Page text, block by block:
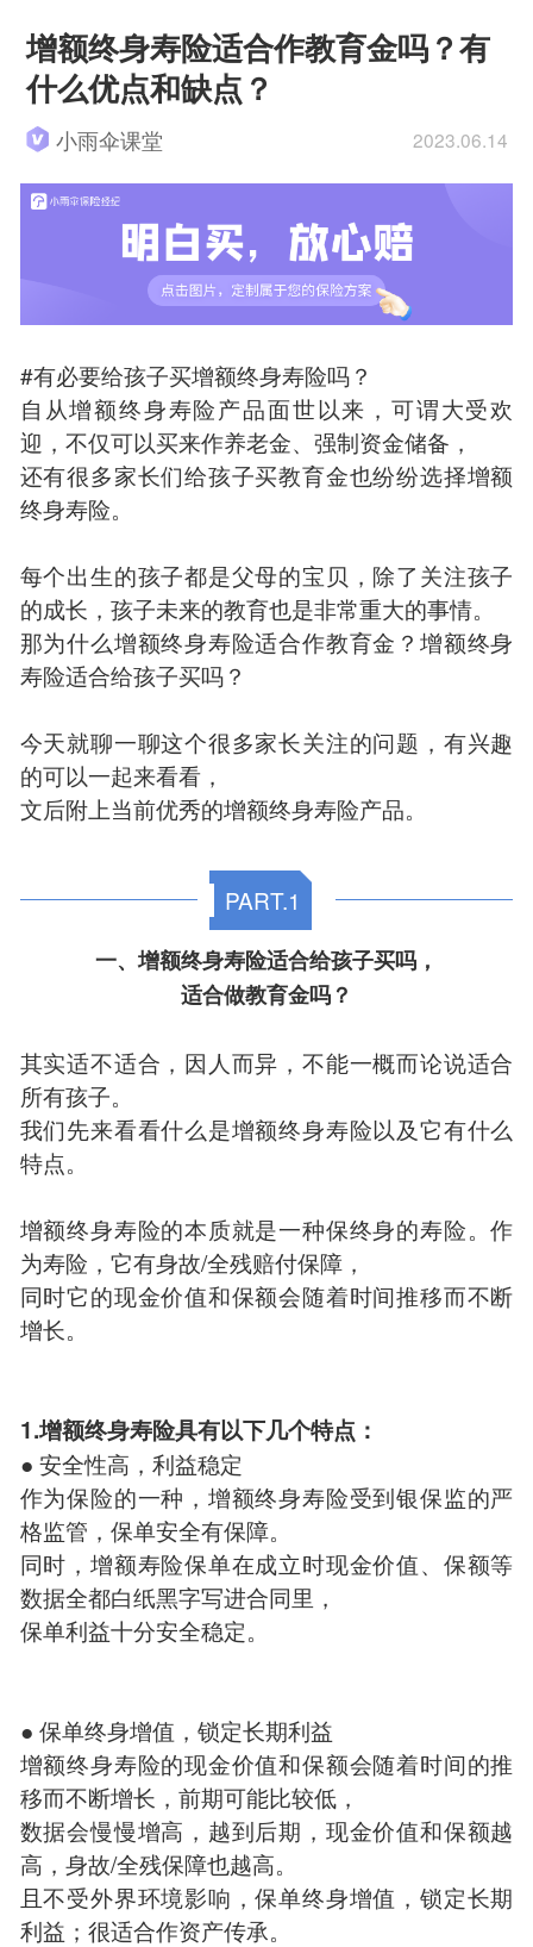
增额终身寿险适合作教育金吗？有
什么优点和缺点？
小雨伞课堂 2023.06.14
#有必要给孩子买增额终身寿险吗？
自从增额终身寿险产品面世以来，可谓大受欢
迎，不仅可以买来作养老金、强制资金储备，
还有很多家长们给孩子买教育金也纷纷选择增额
终身寿险。
每个出生的孩子都是父母的宝贝，除了关注孩子
的成长，孩子未来的教育也是非常重大的事情。
那为什么增额终身寿险适合作教育金？增额终身
寿险适合给孩子买吗？
今天就聊一聊这个很多家长关注的问题，有兴趣
的可以一起来看看，
文后附上当前优秀的增额终身寿险产品。
PART.1
一、增额终身寿险适合给孩子买吗，
适合做教育金吗？
其实适不适合，因人而异，不能一概而论说适合
所有孩子。
我们先来看看什么是增额终身寿险以及它有什么
特点。
增额终身寿险的本质就是一种保终身的寿险。作
为寿险，它有身故/全残赔付保障，
同时它的现金价值和保额会随着时间推移而不断
增长。
1.增额终身寿险具有以下几个特点：
● 安全性高，利益稳定
作为保险的一种，增额终身寿险受到银保监的严
格监管，保单安全有保障。
同时，增额寿险保单在成立时现金价值、保额等
数据全都白纸黑字写进合同里，
保单利益十分安全稳定。
● 保单终身增值，锁定长期利益
增额终身寿险的现金价值和保额会随着时间的推
移而不断增长，前期可能比较低，
数据会慢慢增高，越到后期，现金价值和保额越
高，身故/全残保障也越高。
且不受外界环境影响，保单终身增值，锁定长期
利益；很适合作资产传承。